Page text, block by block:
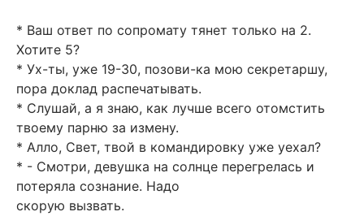
* Ваш ответ по сопромату тянет только на 2.
Хотите 5?
* Ух-ты, уже 19-30, позови-ка мою секретаршу,
пора доклад распечатывать.
* Слушай, а я знаю, как лучше всего отомстить
твоему парню за измену.
* Алло, Свет, твой в командировку уже уехал?
* - Смотри, девушка на солнце перегрелась и
потеряла сознание. Надо
скорую вызвать.